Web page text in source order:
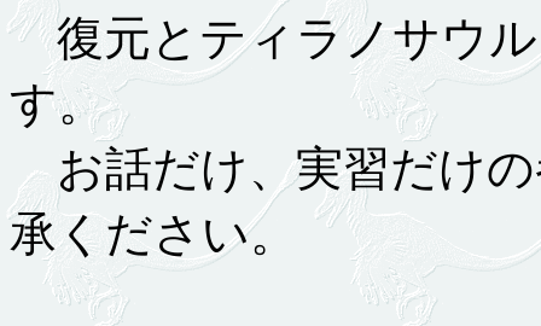
復元とティラノサウル
す。
お話だけ、実習だけの
承ください。